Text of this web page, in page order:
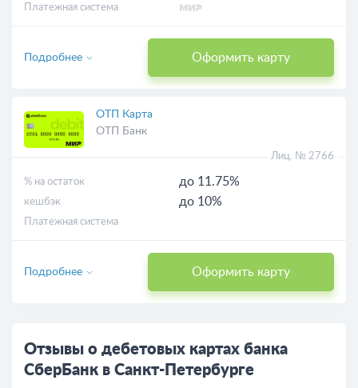
Платежная система
Оформить карту
Подробнее
ОТП Карта
ОТП Банк
Лиц. № 2766
% на остаток до 11.75%
кешбэк до 10%
Платежная система
Оформить карту
Подробнее
Отзывы о дебетовых картах банка
СберБанк в Санкт-Петербурге